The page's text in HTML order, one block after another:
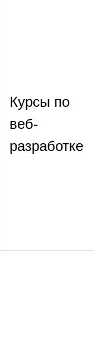
Курсы по
веб-
разработке